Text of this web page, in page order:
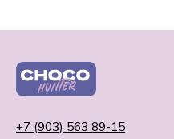
+7 (903) 563 89-15